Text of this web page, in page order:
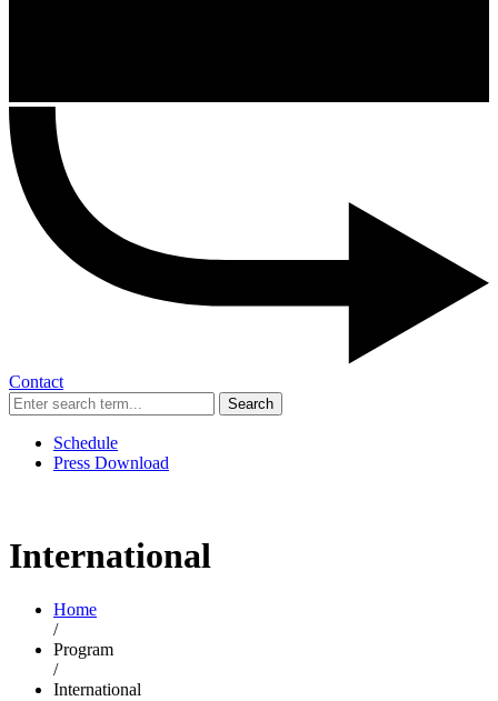
Contact
Search
Schedule
Press Download
International
Home
/
Program
/
International